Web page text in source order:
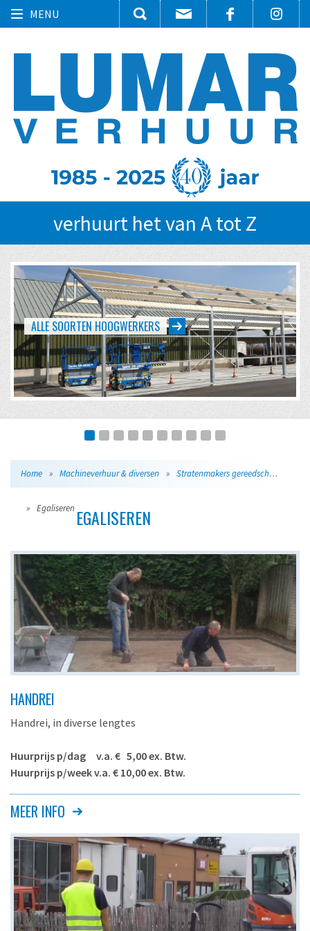
Toggle
MENU
verhuurt het van A tot Z
EVENTS VAN KLEIN TOT GROOT
Home » Machineverhuur & diversen » Stratenmakers gereedschap
» Egaliseren EGALISEREN
HANDREI
Handrei, in diverse lengtes
Huurprijs p/dag v.a. € 5,00 ex. Btw.
Huurprijs p/week v.a. € 10,00 ex. Btw.
Aluminium rei voor het egaliseren van het zandbed bij het
vloerspecie bij het maken van een afsmeervloer e.d.
In diverse lengtes beschikbaar.
Aluminium rei, lengte 100 of 125 cm.
MEER INFO